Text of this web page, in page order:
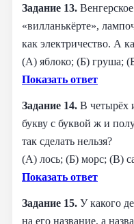
Задание 13.
«вилланькёрте»,
как электричество. А
(А) яблоко; (Б) груша;
Показать ответ
Задание 14. В четырёх
букву с буквой ж и
так сделать нельзя?
(А) лось; (Б) морс; (В)
Показать ответ
Задание 15. У какого
на его название, а